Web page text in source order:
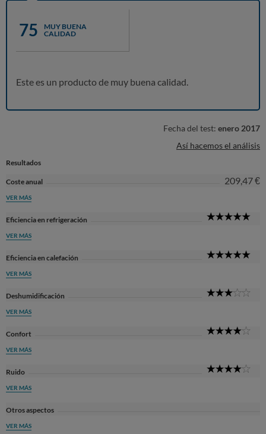
75
MUY BUENA
CALIDAD
Este es un producto de muy buena calidad.
Fecha del test: enero 2017
Así hacemos el análisis
Resultados
Coste anual 209,47 €
VER MÁS
Eficiencia en refrigeración
VER MÁS
Eficiencia en calefación
VER MÁS
Deshumidificación
VER MÁS
Confort
VER MÁS
Ruido
VER MÁS
Otros aspectos
VER MÁS